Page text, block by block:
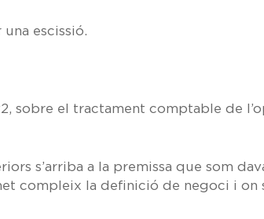
escissió.
sobre el tractament comptable de
s’arriba a la premissa que som
compleix la definició de negoci i on